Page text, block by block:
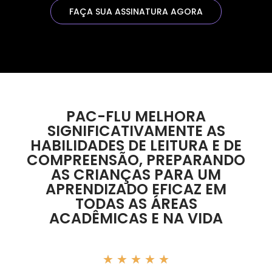
FAÇA SUA ASSINATURA AGORA
PAC-FLU MELHORA
SIGNIFICATIVAMENTE AS
HABILIDADES DE LEITURA E DE
COMPREENSÃO, PREPARANDO
AS CRIANÇAS PARA UM
APRENDIZADO EFICAZ EM
TODAS AS ÁREAS
ACADÊMICAS E NA VIDA
★ ★ ★ ★ ★